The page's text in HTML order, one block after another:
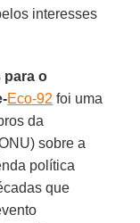
interesses
para o
Eco-92 foi uma
da
sobre a
política
que